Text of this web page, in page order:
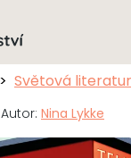
Světová
Autor: Nina Lykke